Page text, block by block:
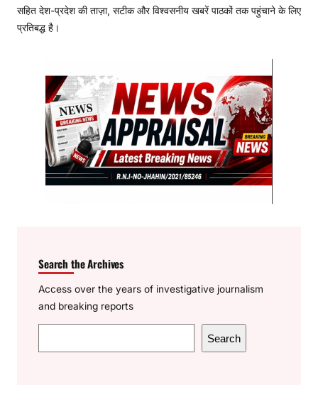
सहित देश-प्रदेश की ताज़ा, सटीक और विश्वसनीय खबरें पाठकों तक पहुंचाने के लिए
प्रतिबद्ध है।
Search the Archives
Access over the years of investigative journalism
and breaking reports
e
Search